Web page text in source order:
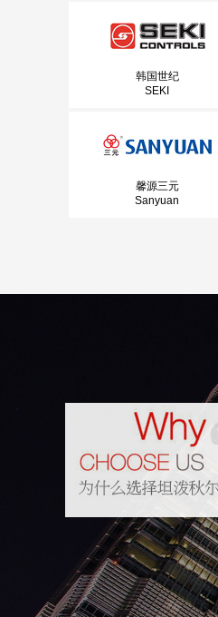
韩国世纪
SEKI
馨源三元
Sanyuan